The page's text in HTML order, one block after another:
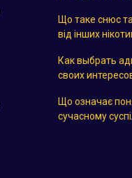
Що таке снюс та
від інших
Как выбрать
своих
Що означає
сучасному